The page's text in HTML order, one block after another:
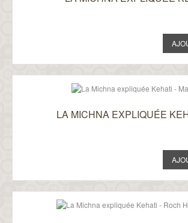
LA MICHNA EXPLIQUÉE